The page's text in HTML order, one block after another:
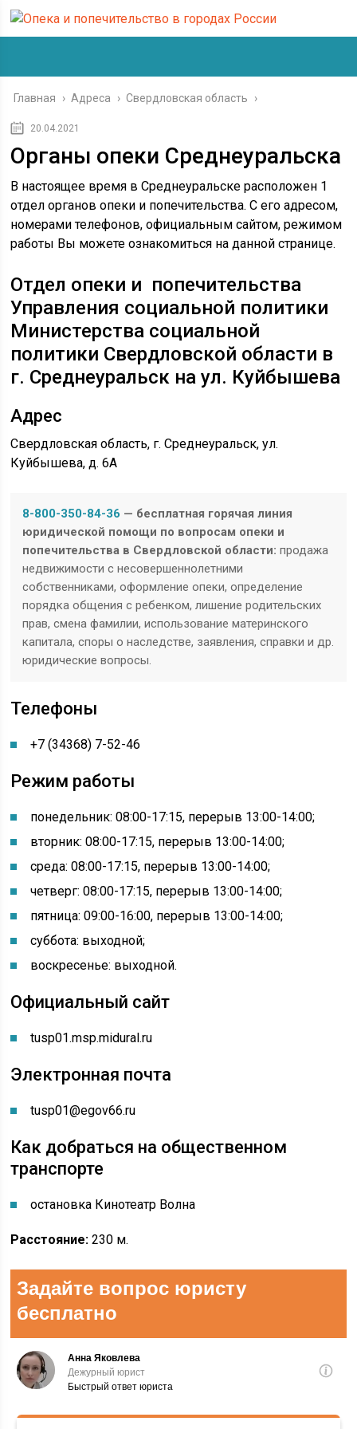
Главная › Адреса › Свердловская область ›
20.04.2021
Органы опеки Среднеуральска
В настоящее время в Среднеуральске расположен 1
отдел органов опеки и попечительства. С его адресом,
номерами телефонов, официальным сайтом, режимом
работы Вы можете ознакомиться на данной странице.
Отдел опеки и попечительства
Управления социальной политики
Министерства социальной
политики Свердловской области в
г. Среднеуральск на ул. Куйбышева
Адрес
Свердловская область, г. Среднеуральск, ул.
Куйбышева, д. 6А
8-800-350-84-36 — бесплатная горячая линия
юридической помощи по вопросам опеки и
попечительства в Свердловской области:продажа
недвижимости с несовершеннолетними
собственниками, оформление опеки, определение
порядка общения с ребенком, лишение родительских
прав, смена фамилии, использование материнского
капитала, споры о наследстве, заявления, справки и др.
юридические вопросы.
Телефоны
+7 (34368) 7-52-46
Режим работы
понедельник: 08:00-17:15, перерыв 13:00-14:00;
вторник: 08:00-17:15, перерыв 13:00-14:00;
среда: 08:00-17:15, перерыв 13:00-14:00;
четверг: 08:00-17:15, перерыв 13:00-14:00;
пятница: 09:00-16:00, перерыв 13:00-14:00;
суббота: выходной;
воскресенье: выходной.
Официальный сайт
tusp01.msp.midural.ru
Электронная почта
tusp01@egov66.ru
Как добраться на общественном
транспорте
остановка Кинотеатр Волна
Расстояние:230 м.